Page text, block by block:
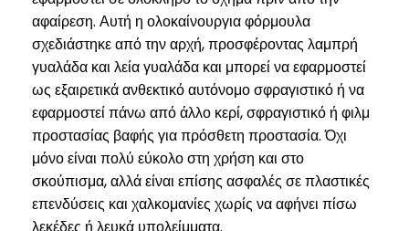
αφαίρεση. Αυτή η ολοκαίνουργια φόρμουλα
σχεδιάστηκε από την αρχή, προσφέροντας λαμπρή
γυαλάδα και λεία γυαλάδα και μπορεί να εφαρμοστεί
ως εξαιρετικά ανθεκτικό αυτόνομο σφραγιστικό ή να
εφαρμοστεί πάνω από άλλο κερί, σφραγιστικό ή φιλμ
προστασίας βαφής για πρόσθετη προστασία. Όχι
μόνο είναι πολύ εύκολο στη χρήση και στο
σκούπισμα, αλλά είναι επίσης ασφαλές σε πλαστικές
επενδύσεις και χαλκομανίες χωρίς να αφήνει πίσω